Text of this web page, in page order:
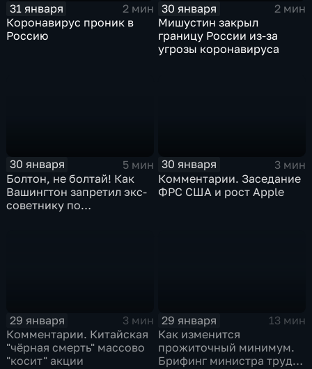
31 января
2 мин
Коронавирус проник в
Россию
30 января
2 мин
Мишустин закрыл
границу России из-за
угрозы коронавируса
30 января
5 мин
Болтон, не болтай! Как
Вашингтон запретил экс-
советнику по
30 января
3 мин
Комментарии. Заседание
ФРС США и рост Apple
29 января
3 мин
Комментарии. Китайская
"чёрная смерть" массово
"косит" акции
29 января
13 мин
Как изменится
прожиточный минимум.
Брифинг министра труда